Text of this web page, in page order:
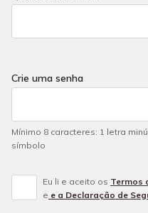
Crie uma senha
Mínimo 8 caracteres: 1 letra
símbolo
Eu li e aceito os Termos
e e a Declaração de